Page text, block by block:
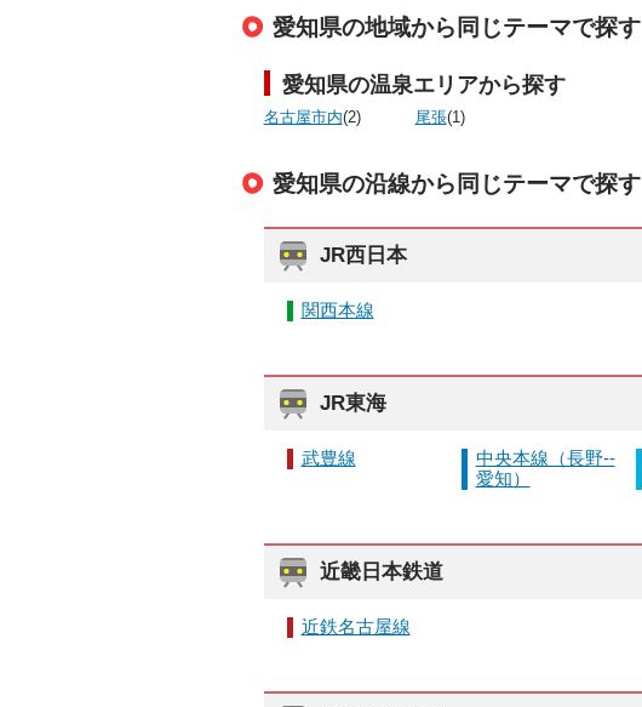
愛知県の地域から同じテーマで探す
愛知県の温泉エリアから探す
名古屋市内(2) 尾張(1)
愛知県の沿線から同じテーマで探す
JR西日本
関西本線
JR東海
武豊線
中央本線（長野--
愛知）
近畿日本鉄道
近鉄名古屋線